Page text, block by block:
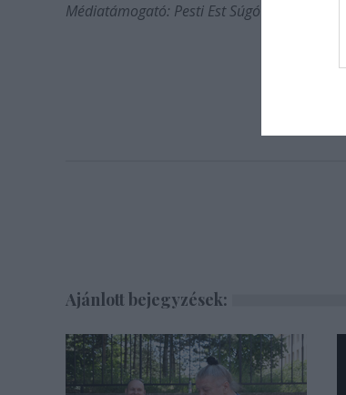
Médiatámogató: Pesti Est Súgó
Ajánlott bejegyzések: